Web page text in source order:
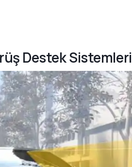
Destek Sistemleri